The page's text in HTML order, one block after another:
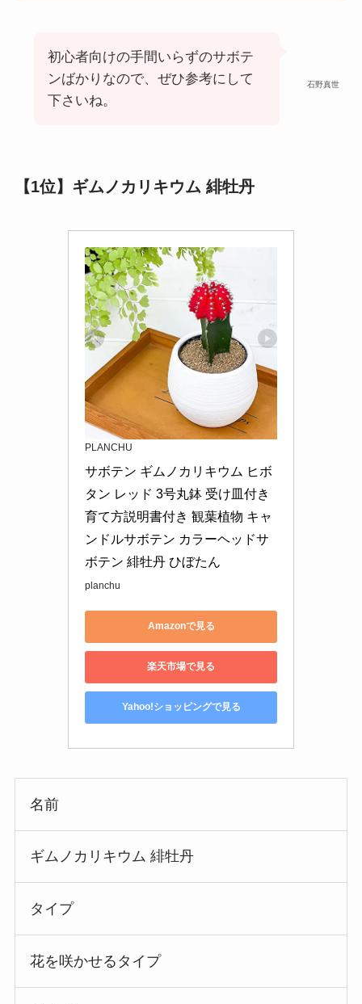
石野真世
初心者向けの手間いらずのサボテ
ンばかりなので、ぜひ参考にして
下さいね。
【1位】ギムノカリキウム 緋牡丹
PLANCHU
サボテン ギムノカリキウム ヒボ
タン レッド 3号丸鉢 受け皿付き
育て方説明書付き 観葉植物 キャ
ンドルサボテン カラーヘッドサ
ボテン 緋牡丹 ひぼたん
planchu
Amazonで見る
楽天市場で見る
Yahoo!ショッピングで見る
名前
ギムノカリキウム 緋牡丹
タイプ
花を咲かせるタイプ